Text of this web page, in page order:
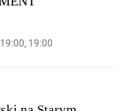
19:00